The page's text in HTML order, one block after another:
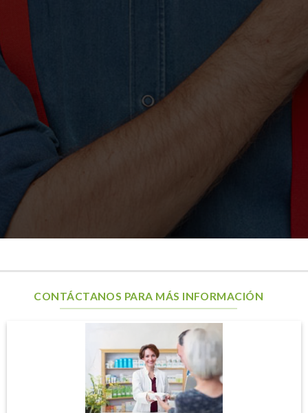
CONTÁCTANOS PARA MÁS INFORMACIÓN